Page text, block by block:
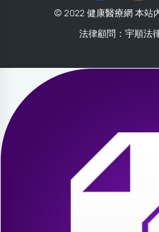
© 2022 健康醫療網 本站
法律顧問：宇順法